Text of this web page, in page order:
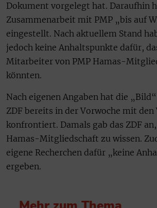
Dokument vorgelegt hat. Daraufhin
Zusammenarbeit mit PMP „bis auf
eingestellt. Nach aktuellem Stand
jedoch keine Anhaltspunkte dafür,
Mitarbeiter von PMP Hamas-
könnten.
Nach eigenen Angaben hat die
ZDF bereits in der Vorwoche mit den
konfrontiert. Damals gab das ZDF
Hamas-Mitgliedschaft zu wissen.
eigene Recherchen dafür „keine
ergeben.